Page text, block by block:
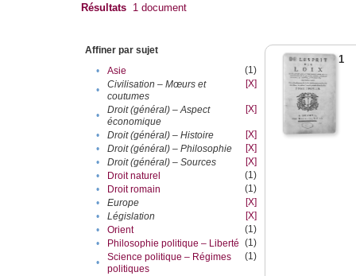
Résultats 1 document
Affiner par sujet
•
Asie
(1)
•
Civilisation – Mœurs et
coutumes
[X]
•
Droit (général) – Aspect
économique
[X]
• Droit (général) – Histoire
[X]
•
Droit (général) – Philosophie
[X]
•
Droit (général) – Sources
[X]
•
Droit naturel
(1)
•
Droit romain
(1)
•
Europe
[X]
•
Législation
[X]
•
Orient
(1)
•
Philosophie politique – Liberté (1)
•
Science politique – Régimes
politiques
(1)
1